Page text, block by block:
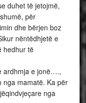
duhet të jetojmë,
për
dhe bërjen boz
nëntëdhjetë e
hedhur të
ardhmja e jonë….,
nga mamatë. Ka për
nga